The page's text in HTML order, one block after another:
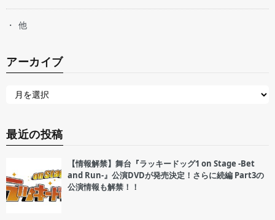
他
アーカイブ
最近の投稿
【情報解禁】舞台『ラッキードッグ1 on Stage -Bet
and Run-』公演DVDが発売決定！さらに続編 Part3の
公演情報も解禁！！